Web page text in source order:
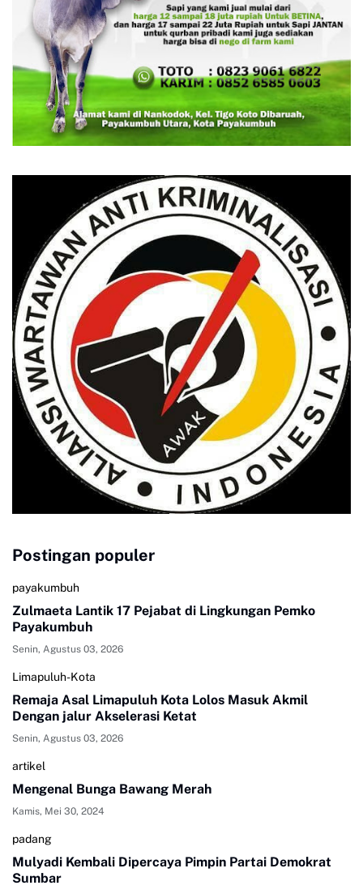
Postingan populer
payakumbuh
Zulmaeta Lantik 17 Pejabat di Lingkungan Pemko
Payakumbuh
Senin, Agustus 03, 2026
Limapuluh-Kota
Remaja Asal Limapuluh Kota Lolos Masuk Akmil
Dengan jalur Akselerasi Ketat
Senin, Agustus 03, 2026
artikel
Mengenal Bunga Bawang Merah
Kamis, Mei 30, 2024
padang
Mulyadi Kembali Dipercaya Pimpin Partai Demokrat
Sumbar